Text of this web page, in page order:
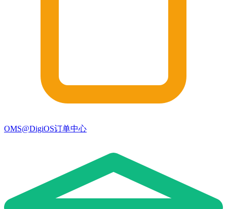
OMS@DigiOS订单中心